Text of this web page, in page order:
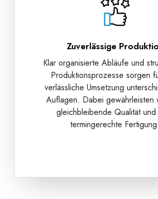
Zuverlässige
Klar organisierte Abläufe und
Produktionsprozesse sorgen
verlässliche Umsetzung
Auflagen. Dabei gewährleisten
gleichbleibende Qualität
termingerechte Fertigung.